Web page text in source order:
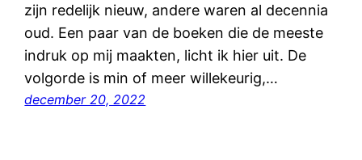
zijn redelijk nieuw, andere waren al decennia
oud. Een paar van de boeken die de meeste
indruk op mij maakten, licht ik hier uit. De
volgorde is min of meer willekeurig,…
december 20, 2022